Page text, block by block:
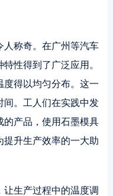
人称奇。在广州等汽车
性得到了广泛应用。
度得以均匀分布。这一
间。工人们在实践中发
的产品，使用石墨模具
提升生产效率的一大助
生产过程中的温度调